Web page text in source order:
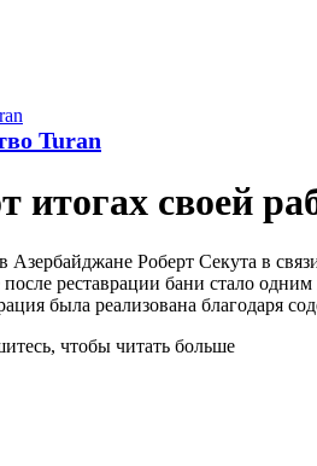
Turan
итогах своей
Роберт Секута в
реставрации бани стало
была реализована благодаря
чтобы читать больше